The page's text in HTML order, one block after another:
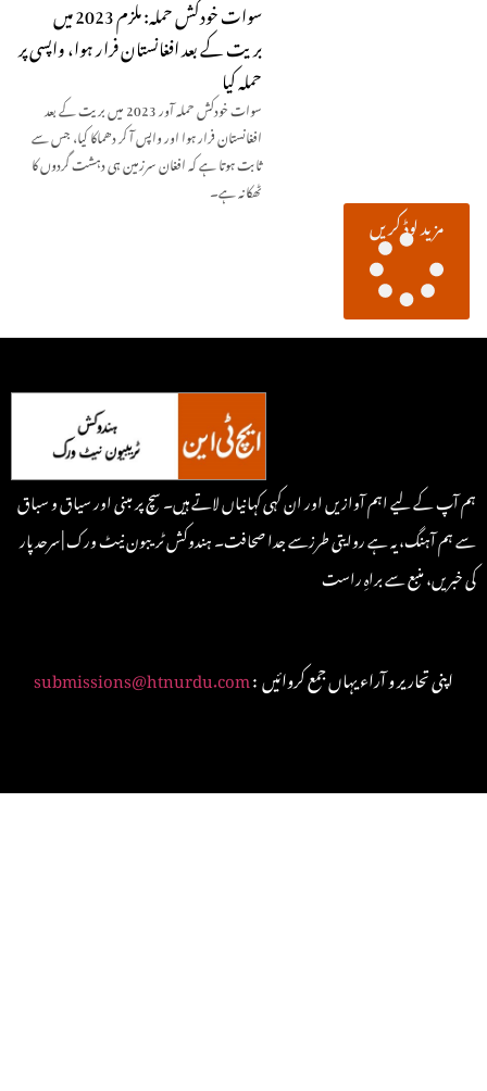
سوات خودکش حملہ: ملزم 2023 میں
بریت کے بعد افغانستان فرار ہوا، واپسی پر
حملہ کیا
سوات خودکش حملہ آور 2023 میں بریت کے بعد
افغانستان فرار ہوا اور واپس آ کر دھماکا کیا، جس سے
ثابت ہوتا ہے کہ افغان سرزمین ہی دہشت گردوں کا
ٹھکانہ ہے۔
مزید لوڈ کریں
ہم آپ کے لیے اہم آوازیں اور ان کہی کہانیاں لاتے ہیں۔ سچ پر مبنی اور سیاق و سباق
سے ہم آہنگ، یہ ہے روایتی طرزسے جدا صحافت۔ ہندوکش ٹریبون نیٹ ورک | سرحد پار
کی خبریں، منبع سے براہِ راست
submissions@htnurdu.com : اپنی تحاریر و آراء یہاں جمع کروائیں